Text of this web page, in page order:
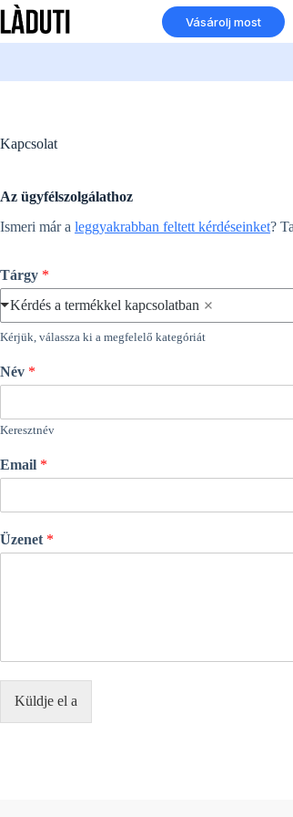
Ugrás
tartalomra
Vásárolj most
Kapcsolat
Az ügyfélszolgálathoz
Ismeri már a leggyakrabban feltett kérdéseinket?
Tárgy *
Kérdés a termékkel kapcsolatban
Kérjük, válassza ki a megfelelő kategóriát
Név *
Keresztnév
Email *
Üzenet *
Küldje el a